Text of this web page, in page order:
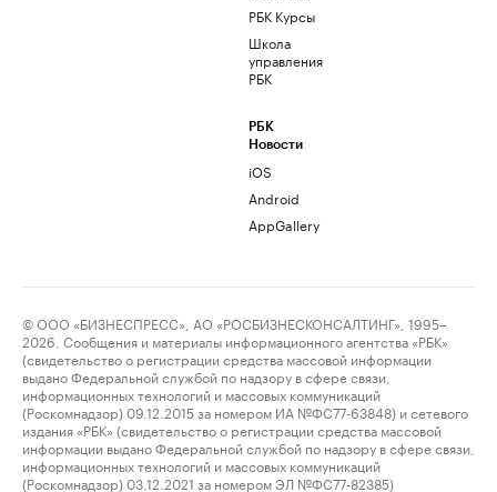
РБК Курсы
Школа
управления
РБК
РБК
Новости
iOS
Android
AppGallery
© ООО «БИЗНЕСПРЕСС», АО «РОСБИЗНЕСКОНСАЛТИНГ», 1995–
2026. Сообщения и материалы информационного агентства «РБК»
(свидетельство о регистрации средства массовой информации
выдано Федеральной службой по надзору в сфере связи,
информационных технологий и массовых коммуникаций
(Роскомнадзор) 09.12.2015 за номером ИА №ФС77-63848) и сетевого
издания «РБК» (свидетельство о регистрации средства массовой
информации выдано Федеральной службой по надзору в сфере связи,
информационных технологий и массовых коммуникаций
(Роскомнадзор) 03.12.2021 за номером ЭЛ №ФС77-82385)